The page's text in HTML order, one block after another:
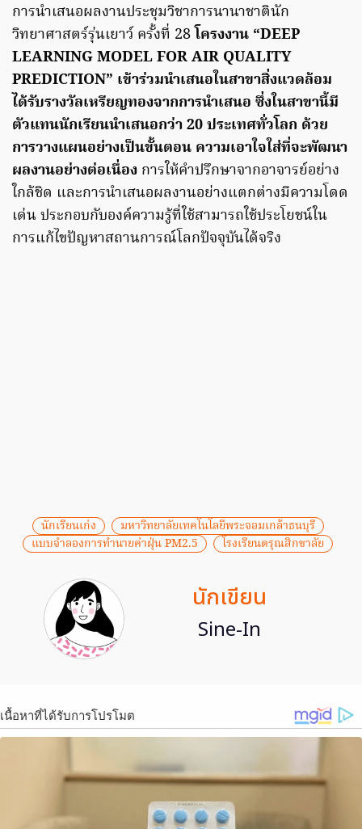
การนำเสนอผลงานประชุมวิชาการนานาชาตินัก
วิทยาศาสตร์รุ่นเยาว์ ครั้งที่ 28โครงงาน “DEEP
LEARNING MODEL FOR AIR QUALITY
PREDICTION” เข้าร่วมนำเสนอในสาขาสิ่งแวดล้อม
ได้รับรางวัลเหรียญทองจากการนำเสนอ ซึ่งในสาขานี้มี
ตัวแทนนักเรียนนำเสนอกว่า 20 ประเทศทั่วโลก ด้วย
การวางแผนอย่างเป็นขั้นตอน ความเอาใจใส่ที่จะพัฒนา
ผลงานอย่างต่อเนื่อง การให้คำปรึกษาจากอาจารย์อย่าง
ใกล้ชิด และการนำเสนอผลงานอย่างแตกต่างมีความโดด
เด่น ประกอบกับองค์ความรู้ที่ใช้สามารถใช้ประโยชน์ใน
การแก้ไขปัญหาสถานการณ์โลกปัจจุบันได้จริง
นักเรียนเก่ง
มหาวิทยาลัยเทคโนโลยีพระจอมเกล้าธนบุรี
แบบจำลองการทำนายค่าฝุ่น PM2.5
โรงเรียนดรุณสิกขาลัย
นักเขียน
Sine-In
เนื้อหาที่ได้รับการโปรโมต